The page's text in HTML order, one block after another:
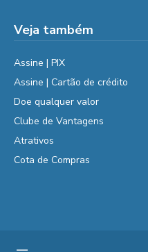
Veja também
Assine | PIX
Assine | Cartão de crédito
Doe qualquer valor
Clube de Vantagens
Atrativos
Cota de Compras